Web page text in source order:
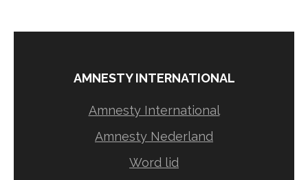
AMNESTY INTERNATIONAL
Amnesty International
Amnesty Nederland
Word lid